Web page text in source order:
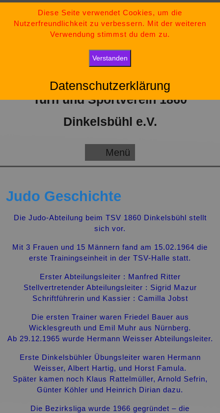
Inhalt
09851-554730
tsv-dinkelsbuehl@t-online.de
„Bleib stark, bleib positiv und gib niemals auf.“
Turn und Sportverein 1860
Dinkelsbühl e.V.
Menü
Judo Geschichte
Die Judo-Abteilung beim TSV 1860 Dinkelsbühl stellt
sich vor.
Mit 3 Frauen und 15 Männern fand am 15.02.1964 die
erste Trainingseinheit in der TSV-Halle statt.
Erster Abteilungsleiter : Manfred Ritter
Stellvertretender Abteilungsleiter : Sigrid Mazur
Schriftführerin und Kassier : Camilla Jobst
Die ersten Trainer waren Friedel Bauer aus
Wicklesgreuth und Emil Muhr aus Nürnberg.
Ab 29.12.1965 wurde Hermann Weisser Abteilungsleiter.
Erste Dinkelsbühler Übungsleiter waren Hermann
Weisser, Albert Hartig, und Horst Famula.
Später kamen noch Klaus Rattelmüller, Arnold Sefrin,
Günter Köhler und Heinrich Dirian dazu.
Die Bezirksliga wurde 1966 gegründet – die
Diese Seite verwendet Cookies, um die
Nutzerfreundlichkeit zu verbessern. Mit der weiteren
Verwendung stimmst du dem zu.
Verstanden
Datenschutzerklärung